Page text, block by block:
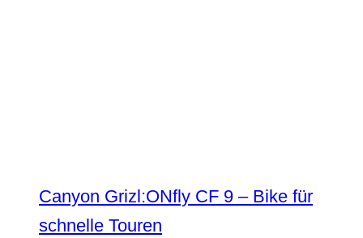
Canyon Grizl:ONfly CF 9 – Bike für
schnelle Touren